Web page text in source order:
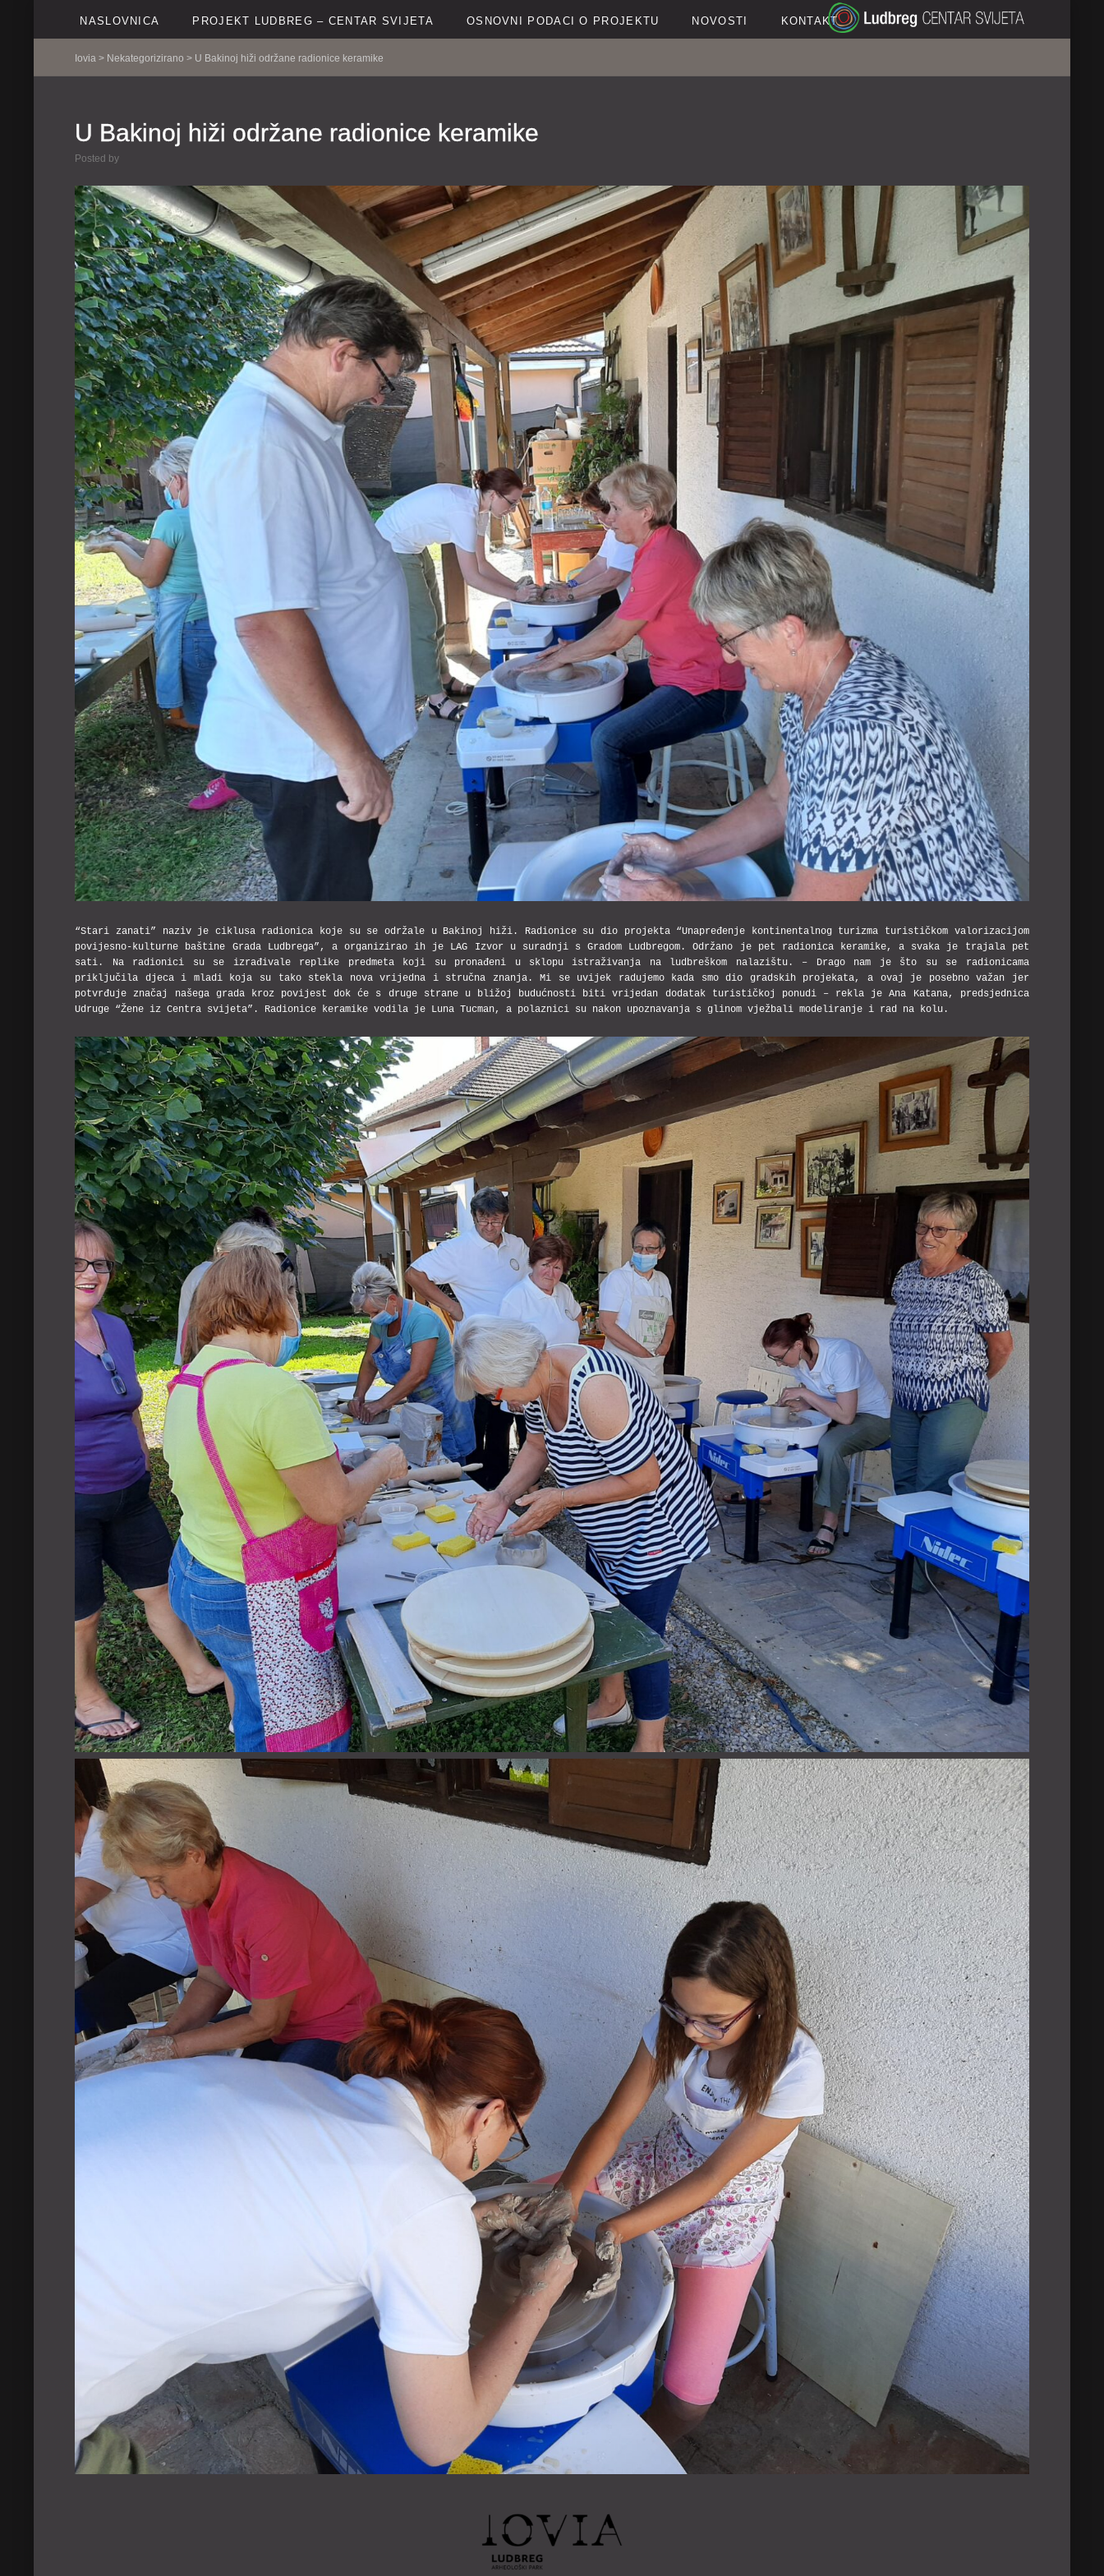
NASLOVNICA PROJEKT LUDBREG – CENTAR SVIJETA OSNOVNI PODACI O PROJEKTU NOVOSTI KONTAKT
Iovia > Nekategorizirano > U Bakinoj hiži održane radionice keramike
U Bakinoj hiži održane radionice keramike
Posted by
“Stari zanati” naziv je ciklusa radionica koje su se održale u Bakinoj hiži. Radionice su dio projekta “Unapređenje kontinentalnog turizma turističkom valorizacijom
povijesno-kulturne baštine Grada Ludbrega”, a organizirao ih je LAG Izvor u suradnji s Gradom Ludbregom. Održano je pet radionica keramike, a svaka je trajala pet
sati. Na radionici su se izrađivale replike predmeta koji su pronađeni u sklopu istraživanja na ludbreškom nalazištu. – Drago nam je što su se radionicama
priključila djeca i mladi koja su tako stekla nova vrijedna i stručna znanja. Mi se uvijek radujemo kada smo dio gradskih projekata, a ovaj je posebno važan jer
potvrđuje značaj našega grada kroz povijest dok će s druge strane u bližoj budućnosti biti vrijedan dodatak turističkoj ponudi – rekla je Ana Katana, predsjednica
Udruge “Žene iz Centra svijeta”. Radionice keramike vodila je Luna Tucman, a polaznici su nakon upoznavanja s glinom vježbali modeliranje i rad na kolu.